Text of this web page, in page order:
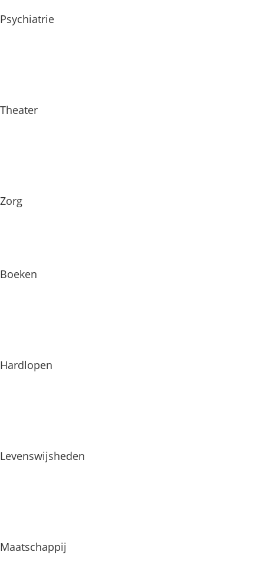
Psychiatrie
Theater
Zorg
Boeken
Hardlopen
Levenswijsheden
Maatschappij